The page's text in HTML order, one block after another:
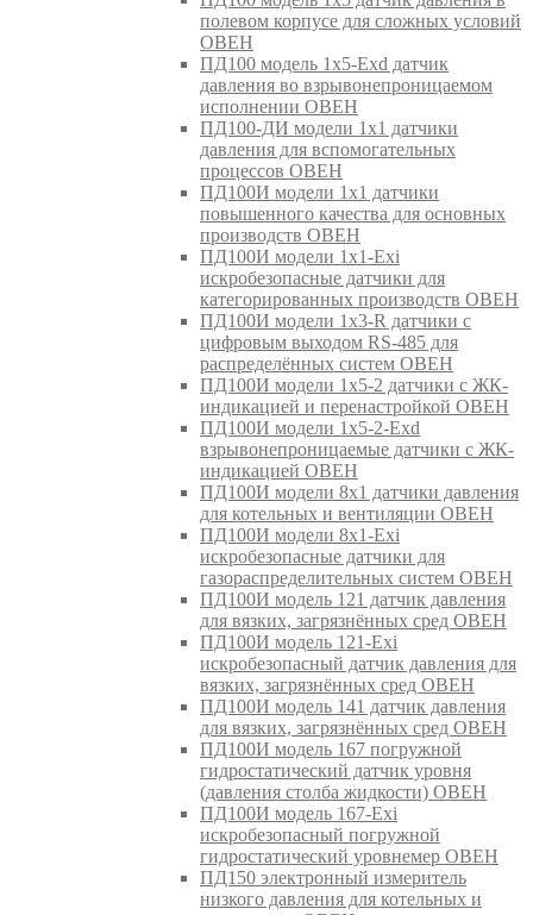
полевом корпусе для сложных условий
ОВЕН
ПД100 модель 1х5-Exd датчик
давления во взрывонепроницаемом
исполнении ОВЕН
ПД100-ДИ модели 1х1 датчики
давления для вспомогательных
процессов ОВЕН
ПД100И модели 1х1 датчики
повышенного качества для основных
производств ОВЕН
ПД100И модели 1х1-Exi
искробезопасные датчики для
категорированных производств ОВЕН
ПД100И модели 1х3-R датчики с
цифровым выходом RS-485 для
распределённых систем ОВЕН
ПД100И модели 1х5-2 датчики с ЖК-
индикацией и перенастройкой ОВЕН
ПД100И модели 1х5-2-Exd
взрывонепроницаемые датчики с ЖК-
индикацией ОВЕН
ПД100И модели 8х1 датчики давления
для котельных и вентиляции ОВЕН
ПД100И модели 8х1-Exi
искробезопасные датчики для
газораспределительных систем ОВЕН
ПД100И модель 121 датчик давления
для вязких, загрязнённых сред ОВЕН
ПД100И модель 121-Exi
искробезопасный датчик давления для
вязких, загрязнённых сред ОВЕН
ПД100И модель 141 датчик давления
для вязких, загрязнённых сред ОВЕН
ПД100И модель 167 погружной
гидростатический датчик уровня
(давления столба жидкости) ОВЕН
ПД100И модель 167-Exi
искробезопасный погружной
гидростатический уровнемер ОВЕН
ПД150 электронный измеритель
низкого давления для котельных и